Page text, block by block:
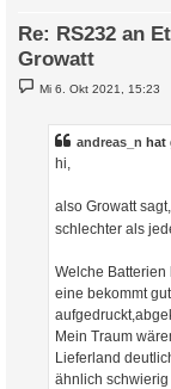
Re: RS232 an
Growatt
B
e
Mi 6. Okt 2021, 15:23
andreas_n hat
hi,
also Growatt
schlechter als
Welche Batterien
eine bekommt
Mein Traum
Lieferland
ähnlich